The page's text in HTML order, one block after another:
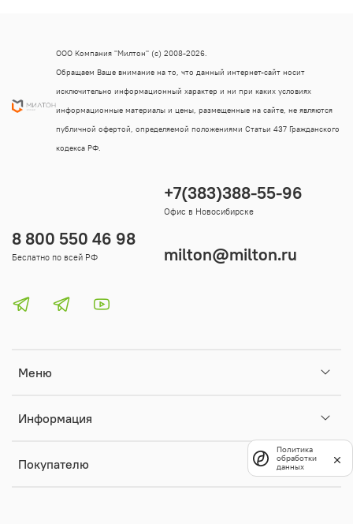
Меню
Информация
Покупателю
8 800 550 46 98
Беслатно по всей РФ
+7(383)388-55-96
Офис в Новосибирске
milton@milton.ru
ООО Компания "Милтон" (с) 2008-2026.
Обращаем Ваше внимание на то, что данный интернет-сайт носит
исключительно информационный характер и ни при каких условиях
информационные материалы и цены, размещенные на сайте, не являются
публичной офертой, определяемой положениями Статьи 437 Гражданского
кодекса РФ.
Политика
обработки
данных